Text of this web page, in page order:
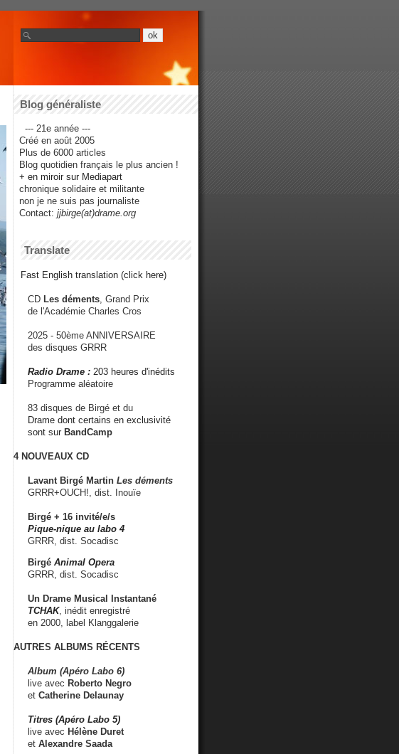
Blog généraliste
--- 21e année ---
Créé en août 2005
Plus de 6000 articles
Blog quotidien français le plus ancien !
+ en miroir sur Mediapart
chronique solidaire et militante
non je ne suis pas journaliste
Contact: jjbirge(at)drame.org
Translate
Fast English translation (click here)
CD Les déments , Grand Prix
de l'Académie Charles Cros
2025 - 50ème ANNIVERSAIRE
des disques GRRR
Radio Drame : 203 heures d'inédits
Programme aléatoire
83 disques de Birgé et du
Drame dont certains en exclusivité
sont sur BandCamp
4 NOUVEAUX CD
Lavant Birgé Martin Les déments
GRRR+OUCH!, dist. Inouïe
Birgé + 16 invité/e/s
Pique-nique au labo 4
GRRR, dist. Socadisc
Birgé Animal Opera
GRRR, dist. Socadisc
Un Drame Musical Instantané
TCHAK, inédit enregistré
en 2000, label Klanggalerie
AUTRES ALBUMS RÉCENTS
Album (Apéro Labo 6)
live avec Roberto Negro
et Catherine Delaunay
Titres (Apéro Labo 5)
live avec Hélène Duret
et Alexandre Saada